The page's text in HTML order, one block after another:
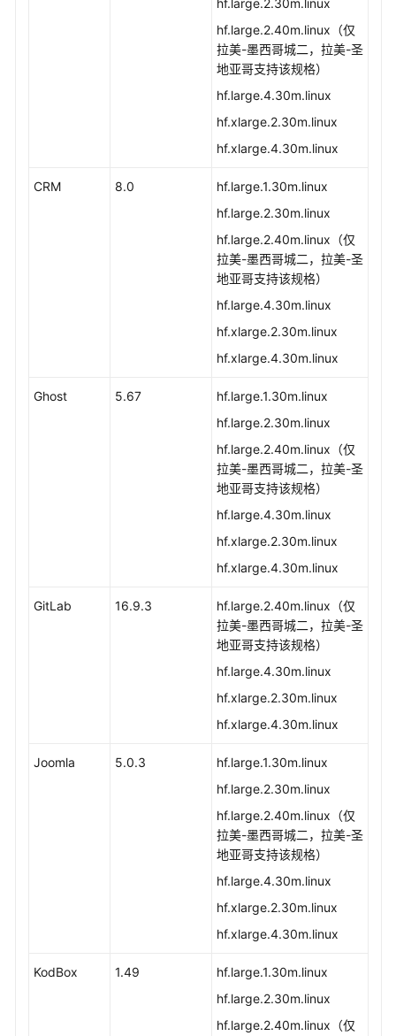
hf.large.2.30m.linux
hf.large.2.40m.linux（仅
拉美-墨西哥城二，拉美-圣
地亚哥支持该规格）
hf.large.4.30m.linux
hf.xlarge.2.30m.linux
hf.xlarge.4.30m.linux
CRM 8.0
hf.large.1.30m.linux
hf.large.2.30m.linux
hf.large.2.40m.linux（仅
拉美-墨西哥城二，拉美-圣
地亚哥支持该规格）
hf.large.4.30m.linux
hf.xlarge.2.30m.linux
hf.xlarge.4.30m.linux
Ghost 5.67
hf.large.1.30m.linux
hf.large.2.30m.linux
hf.large.2.40m.linux（仅
拉美-墨西哥城二，拉美-圣
地亚哥支持该规格）
hf.large.4.30m.linux
hf.xlarge.2.30m.linux
hf.xlarge.4.30m.linux
GitLab 16.9.3
hf.large.2.40m.linux（仅
拉美-墨西哥城二，拉美-圣
地亚哥支持该规格）
hf.large.4.30m.linux
hf.xlarge.2.30m.linux
hf.xlarge.4.30m.linux
Joomla 5.0.3
hf.large.1.30m.linux
hf.large.2.30m.linux
hf.large.2.40m.linux（仅
拉美-墨西哥城二，拉美-圣
地亚哥支持该规格）
hf.large.4.30m.linux
hf.xlarge.2.30m.linux
hf.xlarge.4.30m.linux
KodBox 1.49
hf.large.1.30m.linux
hf.large.2.30m.linux
hf.large.2.40m.linux（仅